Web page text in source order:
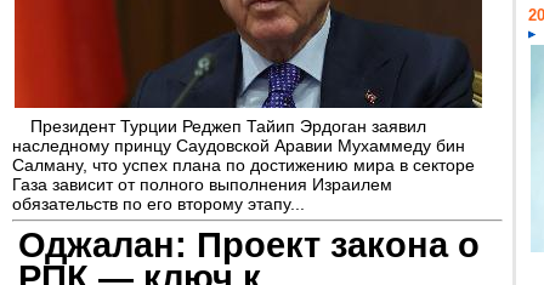
Президент Турции Реджеп Тайип Эрдоган заявил
наследному принцу Саудовской Аравии Мухаммеду бин
Салману, что успех плана по достижению мира в секторе
Газа зависит от полного выполнения Израилем
обязательств по его второму этапу...
Оджалан: Проект закона о